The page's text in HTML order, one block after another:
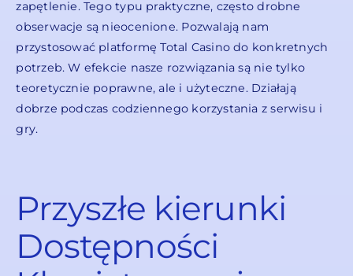
zapętlenie. Tego typu praktyczne, często drobne
obserwacje są nieocenione. Pozwalają nam
przystosować platformę Total Casino do konkretnych
potrzeb. W efekcie nasze rozwiązania są nie tylko
teoretycznie poprawne, ale i użyteczne. Działają
dobrze podczas codziennego korzystania z serwisu i
gry.
Przyszłe kierunki
Dostępności